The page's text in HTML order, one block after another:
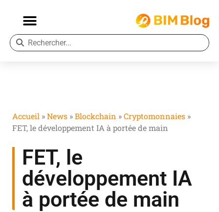
Accueil »News »Blockchain »Cryptomonnaies »
FET, le développement IA à portée de main
FET, le
développement IA
à portée de main